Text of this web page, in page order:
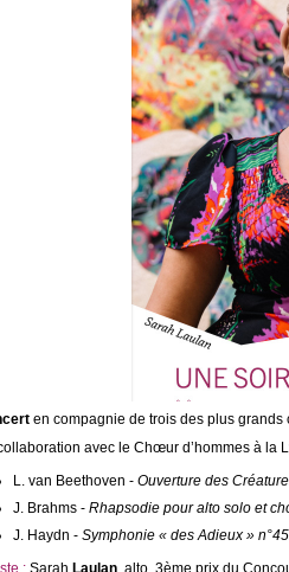
en compagnie de trois des plus
avec le Chœur d’hommes à la
L. van Beethoven -Ouverture des
J. Brahms -Rhapsodie pour alto solo et
J. Haydn -Symphonie « des Adieux »
: Sarah Laulan , alto, 3ème prix du